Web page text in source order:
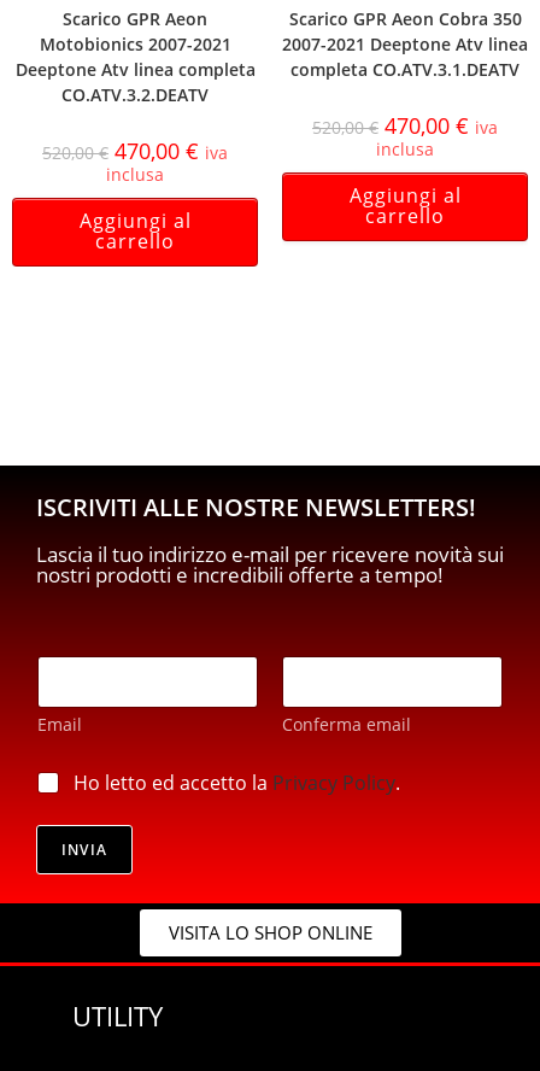
Scarico GPR Aeon
Motobionics 2007-2021
Deeptone Atv linea completa
CO.ATV.3.2.DEATV
520,00€ 470,00 € iva
inclusa
Aggiungi al
carrello
Scarico GPR Aeon Cobra 350
2007-2021 Deeptone Atv linea
completa CO.ATV.3.1.DEATV
520,00€ 470,00 € iva
inclusa
Aggiungi al
carrello
ISCRIVITI ALLE NOSTRE NEWSLETTERS!
Lascia il tuo indirizzo e-mail per ricevere novità sui
nostri prodotti e incredibili offerte a tempo!
v
a
y
*
E
a
i
*
Email Conferma email
p
r
i
a
Ho letto ed accetto la Privacy Policy.
INVIA
VISITA LO SHOP ONLINE
UTILITY